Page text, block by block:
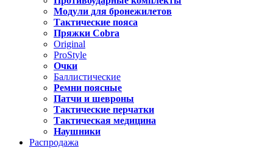
Модули для бронежилетов
Тактические пояса
Пряжки Cobra
Original
ProStyle
Очки
Баллистические
Ремни поясные
Патчи и шевроны
Тактические перчатки
Тактическая медицина
Наушники
Распродажа